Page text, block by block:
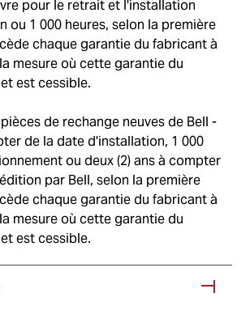
pour le retrait et l'installation
ou 1 000 heures, selon la première
chaque garantie du fabricant à
mesure où cette garantie du
est cessible.
de rechange neuves de Bell -
de la date d'installation, 1 000
ou deux (2) ans à compter
par Bell, selon la première
chaque garantie du fabricant à
mesure où cette garantie du
est cessible.